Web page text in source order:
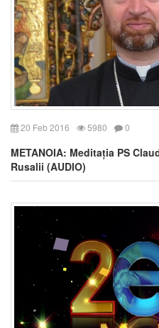
20 Feb 2016 5980 0
METANOIA: Meditația PS
Rusalii (AUDIO)